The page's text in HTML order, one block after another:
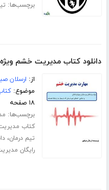
برچسب‌ها:
دانلود کتاب مدیریت خشم
از: ارسلان
موضوع:
۱۸ صفحه
برچسب‌ها:
کتاب
تیم درمان،
رایگان